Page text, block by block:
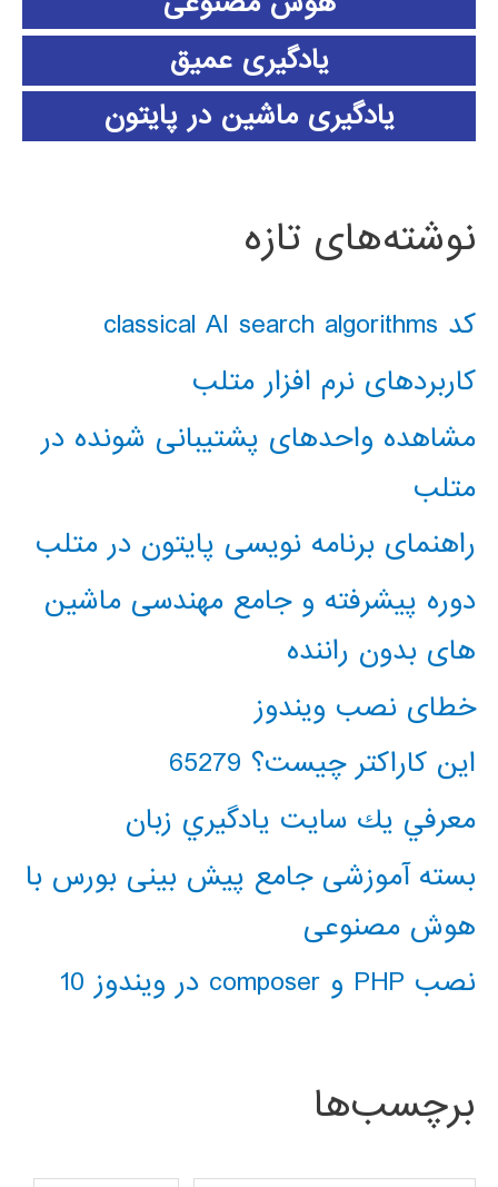
یادگیری عمیق
یادگیری ماشین در پایتون
نوشته‌های تازه
کد classical AI search algorithms
کاربردهای نرم افزار متلب
مشاهده واحدهای پشتیبانی شونده در
متلب
راهنمای برنامه نویسی پایتون در متلب
دوره پیشرفته و جامع مهندسی ماشین
های بدون راننده
خطای نصب ویندوز
این کاراکتر چیست؟ 65279
معرفي يك سايت يادگيري زبان
بسته آموزشی جامع پیش بینی بورس با
هوش مصنوعی
نصب PHP و composer در ویندوز 10
برچسب‌ها